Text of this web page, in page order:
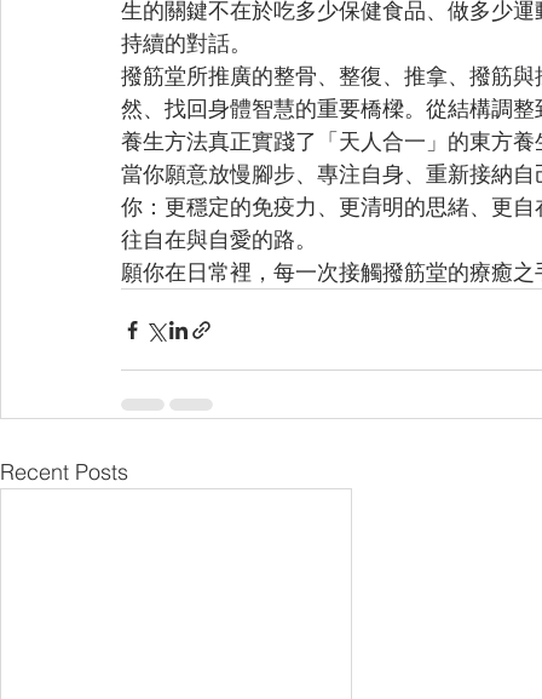
生的關鍵不在於吃多少保健食品、做多少
持續的對話。
撥筋堂所推廣的整骨、整復、推拿、撥筋
然、找回身體智慧的重要橋樑。從結構調
養生方法真正實踐了「天人合一」的東方養
當你願意放慢腳步、專注自身、重新接納
你：更穩定的免疫力、更清明的思緒、更
往自在與自愛的路。
願你在日常裡，每一次接觸撥筋堂的療癒
Recent Posts